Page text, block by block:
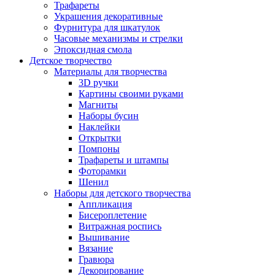
Трафареты
Украшения декоративные
Фурнитура для шкатулок
Часовые механизмы и стрелки
Эпоксидная смола
Детское творчество
Материалы для творчества
3D ручки
Картины своими руками
Магниты
Наборы бусин
Наклейки
Открытки
Помпоны
Трафареты и штампы
Фоторамки
Шенил
Наборы для детского творчества
Аппликация
Бисероплетение
Витражная роспись
Вышивание
Вязание
Гравюра
Декорирование